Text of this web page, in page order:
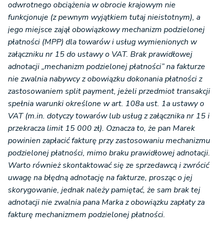
odwrotnego obciążenia w obrocie krajowym nie
funkcjonuje (z pewnym wyjątkiem tutaj nieistotnym), a
jego miejsce zajął obowiązkowy mechanizm podzielonej
płatności (MPP) dla towarów i usług wymienionych w
załączniku nr 15 do ustawy o VAT. Brak prawidłowej
adnotacji „mechanizm podzielonej płatności” na fakturze
nie zwalnia nabywcy z obowiązku dokonania płatności z
zastosowaniem split payment, jeżeli przedmiot transakcji
spełnia warunki określone w art. 108a ust. 1a ustawy o
VAT (m.in. dotyczy towarów lub usług z załącznika nr 15 i
przekracza limit 15 000 zł). Oznacza to, że pan Marek
powinien zapłacić fakturę przy zastosowaniu mechanizmu
podzielonej płatności, mimo braku prawidłowej adnotacji.
Warto również skontaktować się ze sprzedawcą i zwrócić
uwagę na błędną adnotację na fakturze, prosząc o jej
skorygowanie, jednak należy pamiętać, że sam brak tej
adnotacji nie zwalnia pana Marka z obowiązku zapłaty za
fakturę mechanizmem podzielonej płatności.